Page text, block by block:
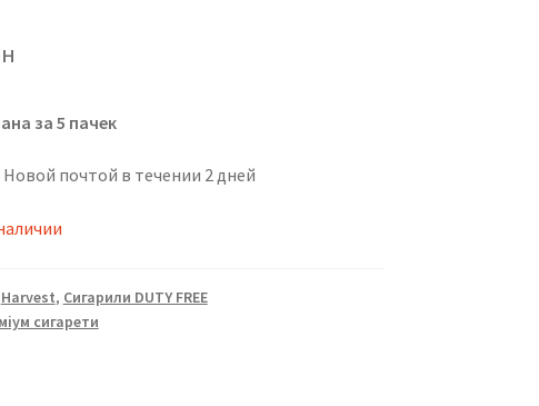
за 5 пачек
почтой в течении 2 дней
Harvest, Сигарили DUTY FREE
сигарети